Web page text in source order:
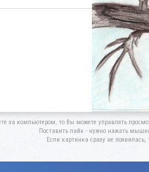
за компьютером, то Вы можете управлять
Поставить лайк - нужно нажать
Если картинка сразу не появилась,